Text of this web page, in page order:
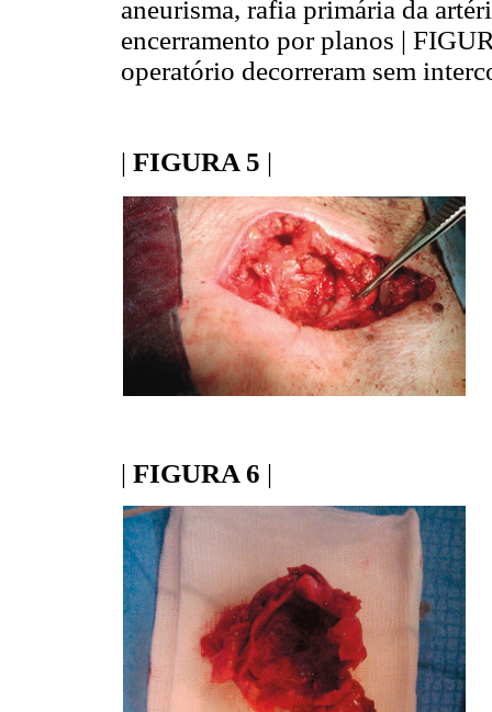
aneurisma, rafia primária da
encerramento por planos |
operatório decorreram sem
| FIGURA 5 |
| FIGURA 6 |